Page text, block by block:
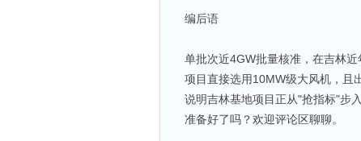
编后语
单批次近4GW批量核准，在吉林
项目直接选用10MW级大风机，
说明吉林基地项目正从"抢指标"步
准备好了吗？欢迎评论区聊聊。